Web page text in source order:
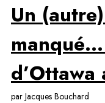
Un
d’Ottawa
par Jacques Bouchard